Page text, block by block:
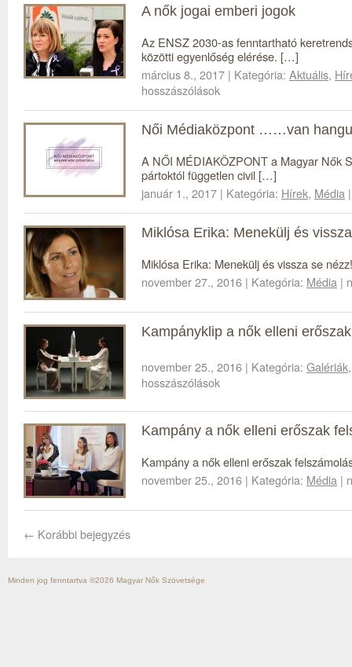
A nők jogai emberi jogok
Az ENSZ 2030-as fenntartható
közötti egyenlőség elérése. […]
március 8., 2017 | Kategória: Aktuális,
hosszászólások
Női Médiaközpont ……van
A NŐI MÉDIAKÖZPONT a Magyar Nők
pártoktól független civil […]
január 1., 2017 | Kategória: Hírek, Média
Miklósa Erika: Menekülj és
Miklósa Erika: Menekülj és vissza se nézz!
november 27., 2016 | Kategória: Média |
Kampányklip a nők elleni
november 25., 2016 | Kategória: Galériák
hosszászólások
Kampány a nők elleni erőszak
Kampány a nők elleni erőszak
november 25., 2016 | Kategória: Média |
← Korábbi bejegyzés
Minden jog fenntartva ©2026 Magyar Nők Szövetsége